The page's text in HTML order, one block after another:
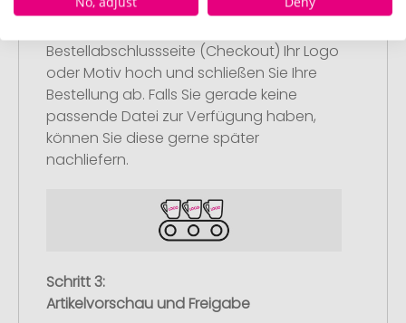
Bestellabschlussseite (Checkout) Ihr Logo
oder Motiv hoch und schließen Sie Ihre
Bestellung ab. Falls Sie gerade keine
passende Datei zur Verfügung haben,
können Sie diese gerne später
nachliefern.
Schritt 3:
Artikelvorschau und Freigabe